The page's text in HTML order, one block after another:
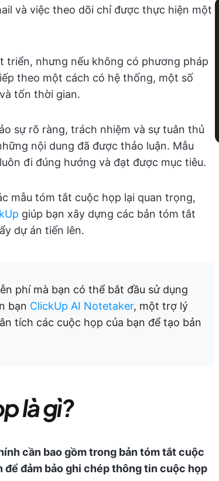
và việc theo dõi chỉ được thực hiện một
triển, nhưng nếu không có phương pháp
theo một cách có hệ thống, một số
tốn thời gian.
sự rõ ràng, trách nhiệm và sự tuân thủ
nội dung đã được thảo luận. Mẫu
đi đúng hướng và đạt được mục tiêu.
mẫu tóm tắt cuộc họp lại quan trọng,
giúp bạn xây dựng các bản tóm tắt
dự án tiến lên.
phí mà bạn có thể bắt đầu sử dụng
bạn ClickUp AI Notetaker, một trợ lý
tích các cuộc họp của bạn để tạo bản
là gì?
cần bao gồm trong bản tóm tắt cuộc
để đảm bảo ghi chép thông tin cuộc họp